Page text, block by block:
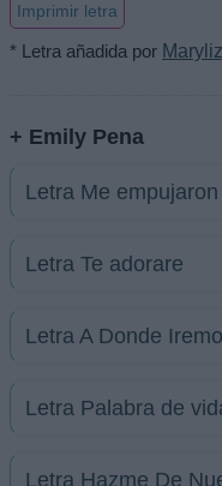
Imprimir letra
* Letra añadida por
+ Emily Pena
Letra Me
Letra Te adorare
Letra A Donde
Letra Palabra de
Letra Hazme De